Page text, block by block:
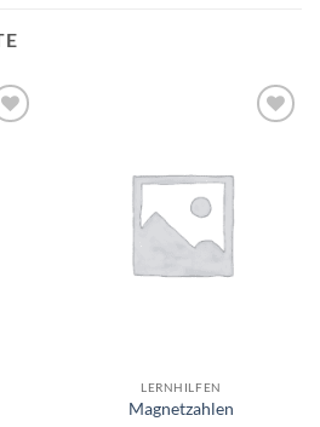
LERNHILFEN
Magnetzahlen